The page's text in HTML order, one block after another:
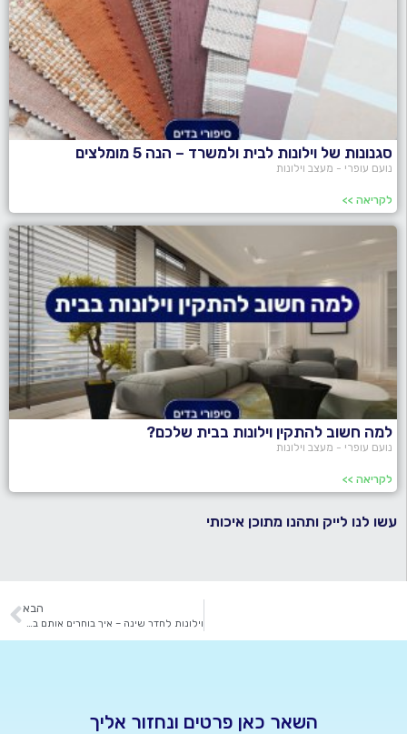
סגנונות של וילונות לבית ולמשרד – הנה 5 מומלצים
נועם עופרי - מעצב וילונות
לקריאה >>
למה חשוב להתקין וילונות בבית שלכם?
נועם עופרי - מעצב וילונות
לקריאה >>
עשו לנו לייק ותהנו מתוכן איכותי
הבא
וילונות לחדר שינה – איך בוחרים אותם בצורה הטובה ביותר
השאר כאן פרטים ונחזור אליך